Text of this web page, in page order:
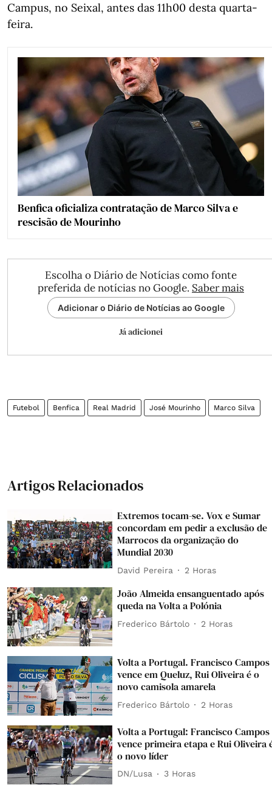
Campus, no Seixal, antes das 11h00 desta quarta-
feira.
Benfica oficializa contratação de Marco Silva e
rescisão de Mourinho
Escolha o Diário de Notícias como fonte
preferida de notícias no Google. Saber mais
Adicionar o Diário de Notícias ao Google
Já adicionei
Futebol Benfica Real Madrid José Mourinho Marco Silva
Artigos Relacionados
Extremos tocam-se. Vox e Sumar
concordam em pedir a exclusão de
Marrocos da organização do
Mundial 2030
David Pereira 2 Horas
João Almeida ensanguentado após
queda na Volta a Polónia
Frederico Bártolo 2 Horas
Volta a Portugal. Francisco Campos
vence em Queluz, Rui Oliveira é o
novo camisola amarela
Frederico Bártolo 2 Horas
Volta a Portugal: Francisco Campos
vence primeira etapa e Rui Oliveira
o novo líder
DN/Lusa 3 Horas